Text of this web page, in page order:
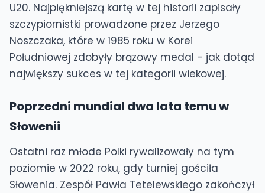
U20. Najpiękniejszą kartę w tej historii zapisały
szczypiornistki prowadzone przez Jerzego
Noszczaka, które w 1985 roku w Korei
Południowej zdobyły brązowy medal - jak dotąd
największy sukces w tej kategorii wiekowej.
Poprzedni mundial dwa lata temu w
Słowenii
Ostatni raz młode Polki rywalizowały na tym
poziomie w 2022 roku, gdy turniej gościła
Słowenia. Zespół Pawła Tetelewskiego zakończył